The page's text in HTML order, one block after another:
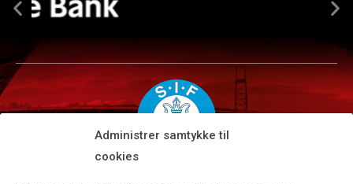
Administrer samtykke til
cookies